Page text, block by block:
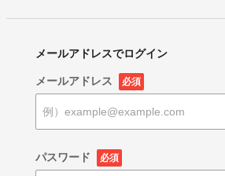
メールアドレスでログイン
メールアドレス 必須
パスワード 必須